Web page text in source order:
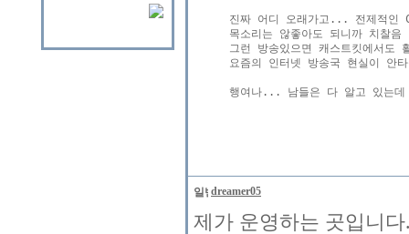
진짜 어디 오래가고... 전제적인
목소리는 않좋아도 되니까 치찰
그런 방송있으면 캐스트킷에서도
요즘의 인터넷 방송국 현실이 안
행여나... 남들은 다 알고 있는데
dreamer05
제가 운영하는 곳입니